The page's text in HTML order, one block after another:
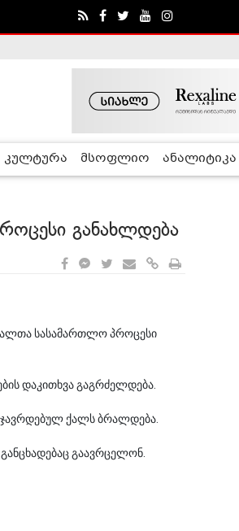
კულტურა მსოფლიო ანალიტიკა
განახლდება
სასამართლო პროცესი
დაკითხვა გაგრძელდება.
ქალს ბრალდება.
გაავრცელონ.